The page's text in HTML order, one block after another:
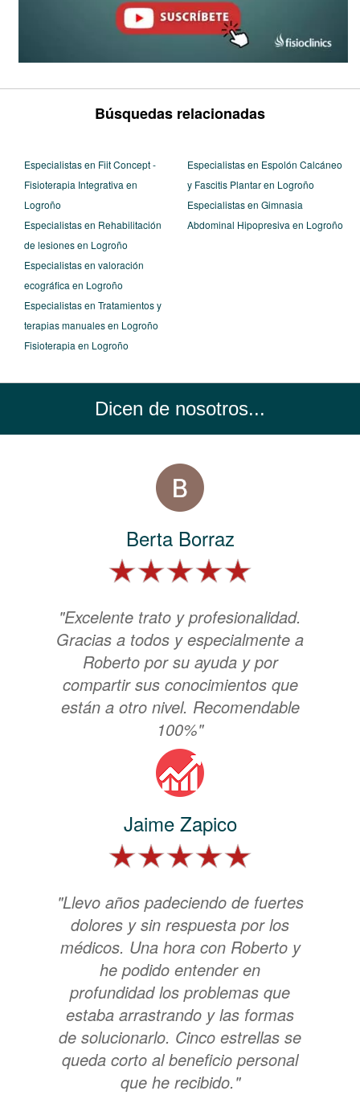
Búsquedas relacionadas
Especialistas en Fiit Concept -
Fisioterapia Integrativa en
Logroño
Especialistas en Rehabilitación
de lesiones en Logroño
Especialistas en valoración
ecográfica en Logroño
Especialistas en Tratamientos y
terapias manuales en Logroño
Fisioterapia en Logroño
Especialistas en Espolón Calcáneo
y Fascitis Plantar en Logroño
Especialistas en Gimnasia
Abdominal Hipopresiva en Logroño
Dicen de nosotros...
Berta Borraz
"Excelente trato y profesionalidad.
Gracias a todos y especialmente a
Roberto por su ayuda y por
compartir sus conocimientos que
están a otro nivel. Recomendable
100%"
Jaime Zapico
"Llevo años padeciendo de fuertes
dolores y sin respuesta por los
médicos. Una hora con Roberto y
he podido entender en
profundidad los problemas que
estaba arrastrando y las formas
de solucionarlo. Cinco estrellas se
queda corto al beneficio personal
que he recibido."